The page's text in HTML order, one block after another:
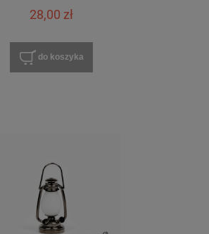
28,00 zł
do koszyka